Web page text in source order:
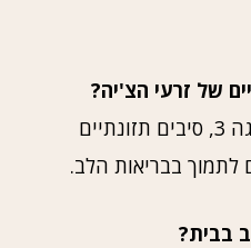
של זרעי הצ'יה?
זרעי הצ'יה עשירים באומגה 3, סיבים תזונתיים
לתמוך בבריאות הלב.
בבית?